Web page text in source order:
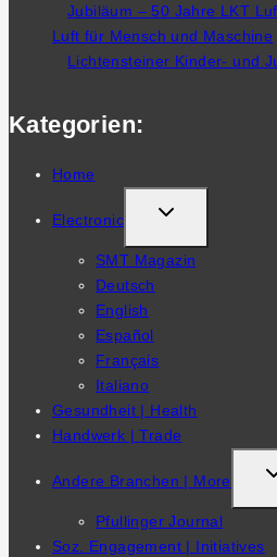
Jubiläum – 50 Jahre LKT
Luft für Mensch und Maschine
Lichtensteiner Kinder- und
Kategorien:
Home
Electronic
TOGGLE
CHILD
MENU
SMT Magazin
Deutsch
English
Español
Français
Italiano
Gesundheit | Health
Handwerk | Trade
Andere Branchen | More
Pfullinger Journal
Soz. Engagement | Initiatives